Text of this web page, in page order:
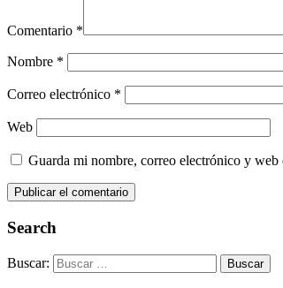
Comentario *
Nombre *
Correo electrónico *
Web
Guarda mi nombre, correo electrónico y web
Search
Buscar: